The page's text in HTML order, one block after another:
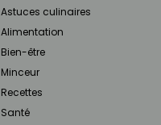
Astuces culinaires
Alimentation
Bien-être
Minceur
Recettes
Santé